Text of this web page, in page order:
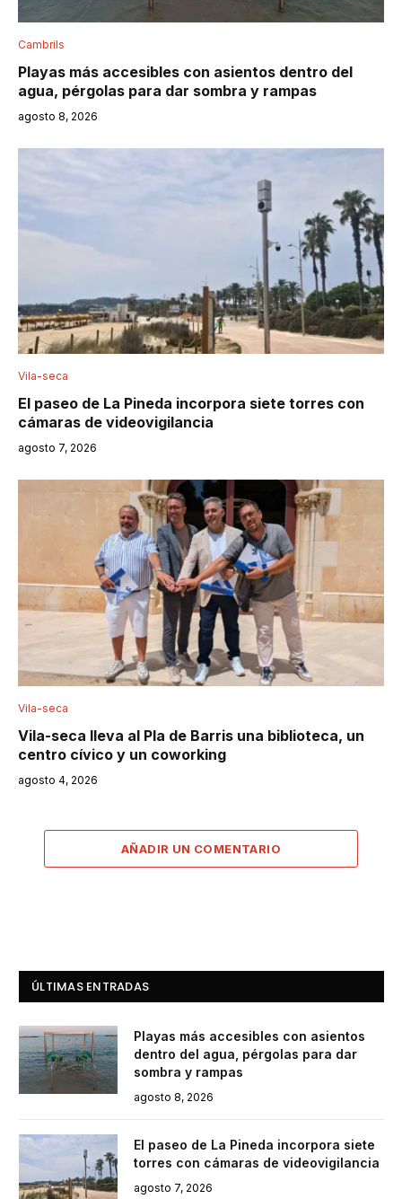
Cambrils
Playas más accesibles con asientos dentro del
agua, pérgolas para dar sombra y rampas
agosto 8, 2026
Vila-seca
El paseo de La Pineda incorpora siete torres con
cámaras de videovigilancia
agosto 7, 2026
Vila-seca
Vila-seca lleva al Pla de Barris una biblioteca, un
centro cívico y un coworking
agosto 4, 2026
AÑADIR UN COMENTARIO
ÚLTIMAS ENTRADAS
Playas más accesibles con asientos
dentro del agua, pérgolas para dar
sombra y rampas
agosto 8, 2026
El paseo de La Pineda incorpora siete
torres con cámaras de videovigilancia
agosto 7, 2026